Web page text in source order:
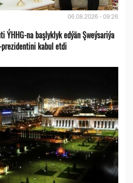
06.08.2026 - 09:26
ÝHHG-na başlyklyk edýän Şweýsariýa
prezidentini kabul etdi